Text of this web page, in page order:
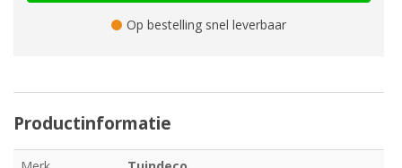
Op bestelling snel leverbaar
Productinformatie